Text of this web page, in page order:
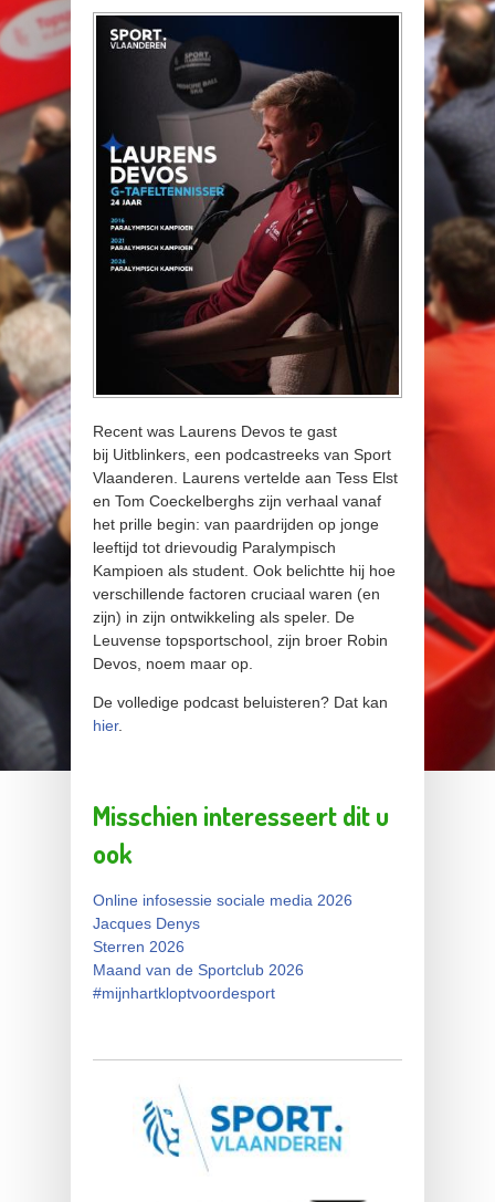
Recent was Laurens Devos te gast
bij Uitblinkers, een podcastreeks van Sport
Vlaanderen. Laurens vertelde aan Tess Elst
en Tom Coeckelberghs zijn verhaal vanaf
het prille begin: van paardrijden op jonge
leeftijd tot drievoudig Paralympisch
Kampioen als student. Ook belichtte hij hoe
verschillende factoren cruciaal waren (en
zijn) in zijn ontwikkeling als speler. De
Leuvense topsportschool, zijn broer Robin
Devos, noem maar op.
De volledige podcast beluisteren? Dat kan
hier.
Misschien interesseert dit u
ook
Online infosessie sociale media 2026
Jacques Denys
Sterren 2026
Maand van de Sportclub 2026
#mijnhartkloptvoordesport